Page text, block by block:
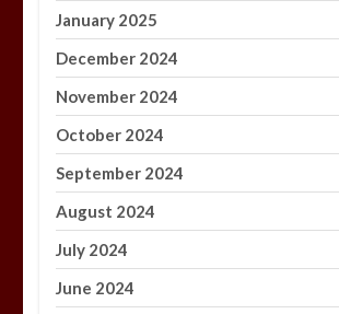
January 2025
December 2024
November 2024
October 2024
September 2024
August 2024
July 2024
June 2024